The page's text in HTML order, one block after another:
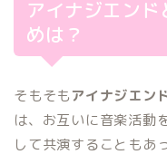
アイナジエン
めは？
そもそもアイナジエン
は、お互いに音楽活動
して共演することもあ